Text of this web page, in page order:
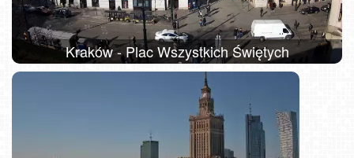
Kraków - Plac Wszystkich Świętych